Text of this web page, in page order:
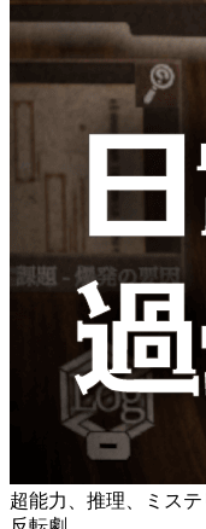
超能力、推理、ミス